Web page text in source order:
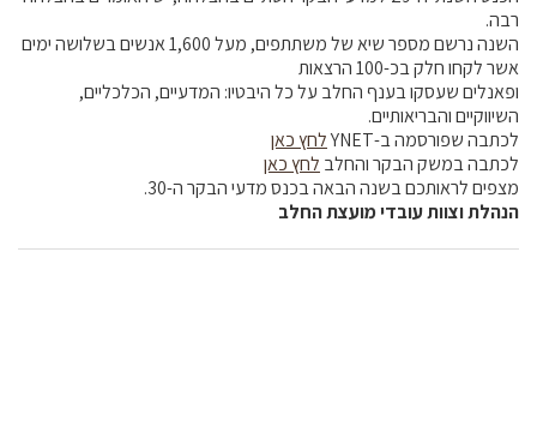
רבה.
השנה נרשם מספר שיא של משתתפים, מעל 1,600 אנשים בשלושה ימים
אשר לקחו חלק בכ-100 הרצאות
ופאנלים שעסקו בענף החלב על כל היבטיו: המדעיים, הכלכליים,
השיווקיים והבריאותיים.
לכתבה שפורסמה ב-YNET
לחץ כאן
לכתבה במשק הבקר והחלב לחץ כאן
מצפים לראותכם בשנה הבאה בכנס מדעי הבקר ה-30.
הנהלת וצוות עובדי מועצת החלב